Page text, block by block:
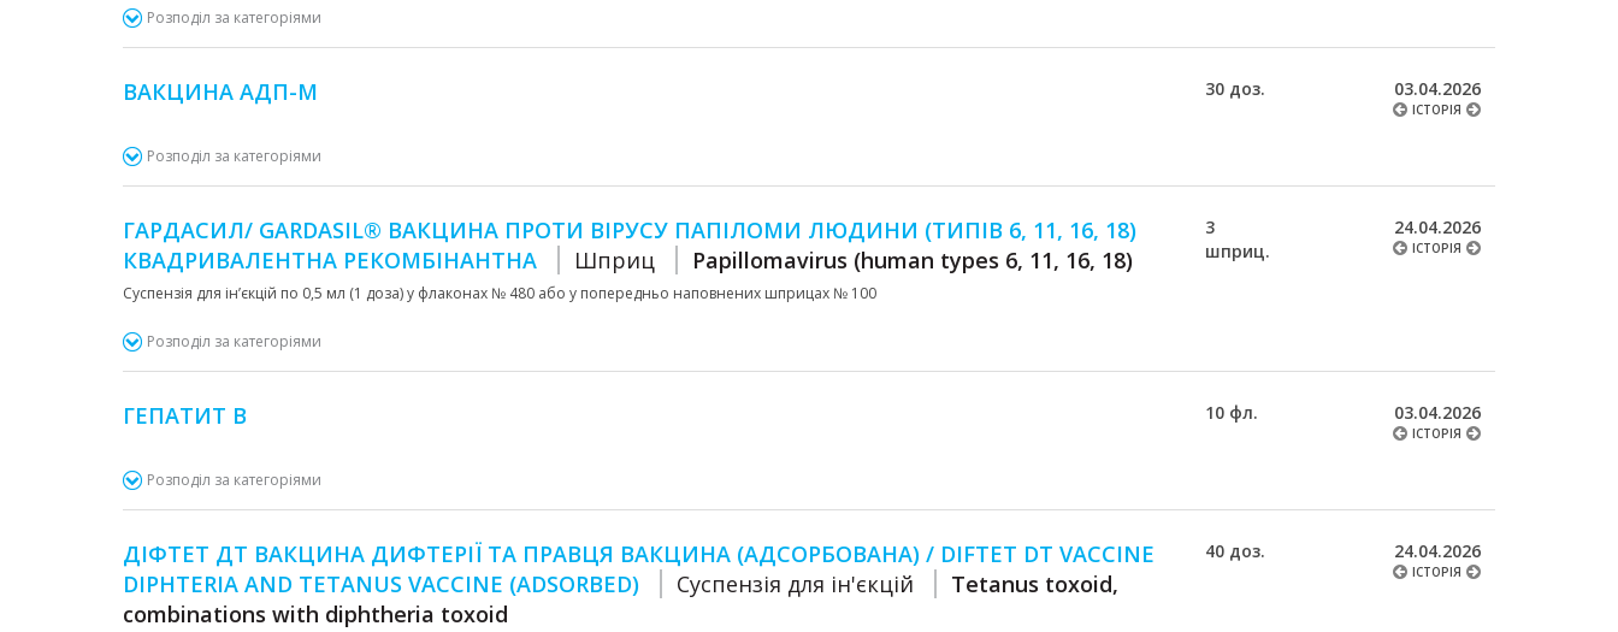
Розподіл за категоріями
ВАКЦИНА АДП-М 30 доз. 03.04.2026
ІСТОРІЯ
Розподіл за категоріями
ГАРДАСИЛ/ GARDASIL® ВАКЦИНА ПРОТИ ВІРУСУ ПАПІЛОМИ ЛЮДИНИ (ТИПІВ 6, 11, 16, 18)
КВАДРИВАЛЕНТНА РЕКОМБІНАНТНА
Шприц Papillomavirus (human types 6, 11, 16, 18)
Суспензія для ін’єкцій по 0,5 мл (1 доза) у флаконах № 480 або у попередньо наповнених шприцах № 100
3
шприц.
24.04.2026
ІСТОРІЯ
Розподіл за категоріями
ГЕПАТИТ В 10 фл. 03.04.2026
ІСТОРІЯ
Розподіл за категоріями
ДІФТЕТ ДТ ВАКЦИНА ДИФТЕРІЇ ТА ПРАВЦЯ ВАКЦИНА (АДСОРБОВАНА) / DIFTET DT VACCINE
DIPHTERIA AND TETANUS VACCINE (ADSORBED)
Суспензія для ін'єкцій
Tetanus toxoid,
combinations with diphtheria toxoid
40 доз. 24.04.2026
ІСТОРІЯ